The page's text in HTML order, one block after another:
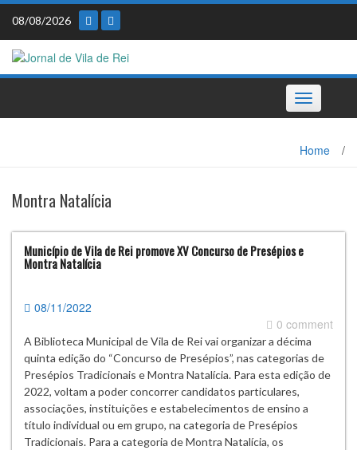
Skip
content
08/08/2026
Toggle
navigation
Home /
Montra Natalícia
Município de Vila de Rei promove XV Concurso de Presépios e
Montra Natalícia
08/11/2022
0 comment
A Biblioteca Municipal de Vila de Rei vai organizar a décima
quinta edição do “Concurso de Presépios”, nas categorias de
Presépios Tradicionais e Montra Natalícia. Para esta edição de
2022, voltam a poder concorrer candidatos particulares,
associações, instituições e estabelecimentos de ensino a
título individual ou em grupo, na categoria de Presépios
Tradicionais. Para a categoria de Montra Natalícia, os